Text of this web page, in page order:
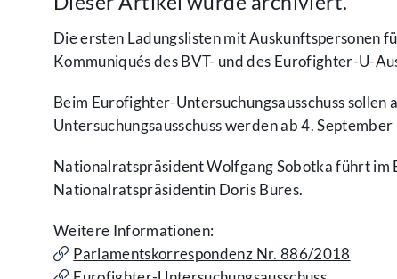
Die ersten Ladungslisten mit Auskunftspersonen
Kommuniqués des BVT- und des Eurofighter-U-
Beim Eurofighter-Untersuchungsausschuss
Untersuchungsausschuss werden ab 4.
Nationalratspräsident Wolfgang Sobotka führt im
Nationalratspräsidentin Doris Bures.
Weitere Informationen:
Parlamentskorrespondenz Nr. 886/2018